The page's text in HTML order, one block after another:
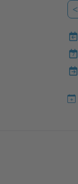
<
7